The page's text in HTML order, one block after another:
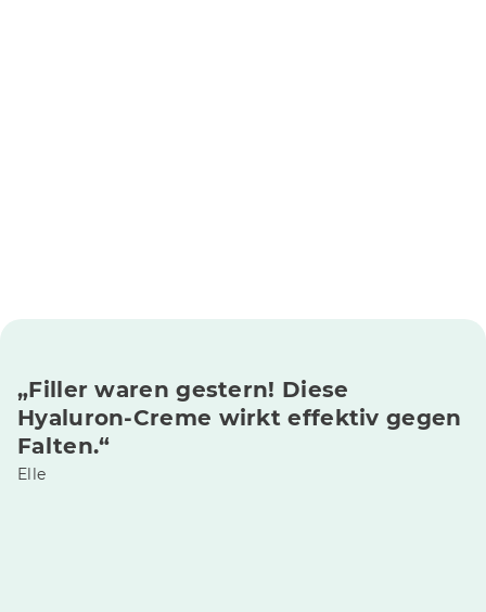
„Filler waren gestern! Diese
Hyaluron-Creme wirkt effektiv gegen
Falten.“
Elle